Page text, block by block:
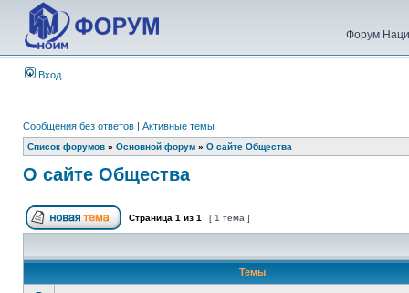
Форум
Вход
Сообщения без ответов | Активные темы
Список форумов » Основной форум » О сайте Общества
О сайте Общества
Страница 1 из 1 [ 1 тема ]
Темы